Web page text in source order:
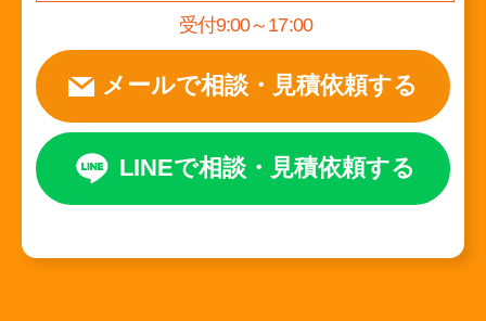
受付9:00～17:00
メールで相談 ・ 見積依頼する
LINEで相談・ 見積依頼する